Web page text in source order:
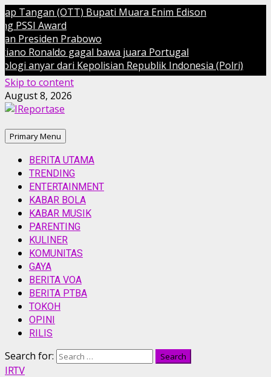
(OTT) Bupati Muara Enim Edison
Award
Prabowo
gagal bawa juara Portugal
dari Kepolisian Republik Indonesia (Polri)
Skip to content
August 8, 2026
Primary Menu
BERITA UTAMA
TRENDING
ENTERTAINMENT
KABAR BOLA
KABAR MUSIK
PARENTING
KULINER
KOMUNITAS
GAYA
BERITA VOA
BERITA PTBA
TOKOH
OPINI
RILIS
Search for:
IRTV